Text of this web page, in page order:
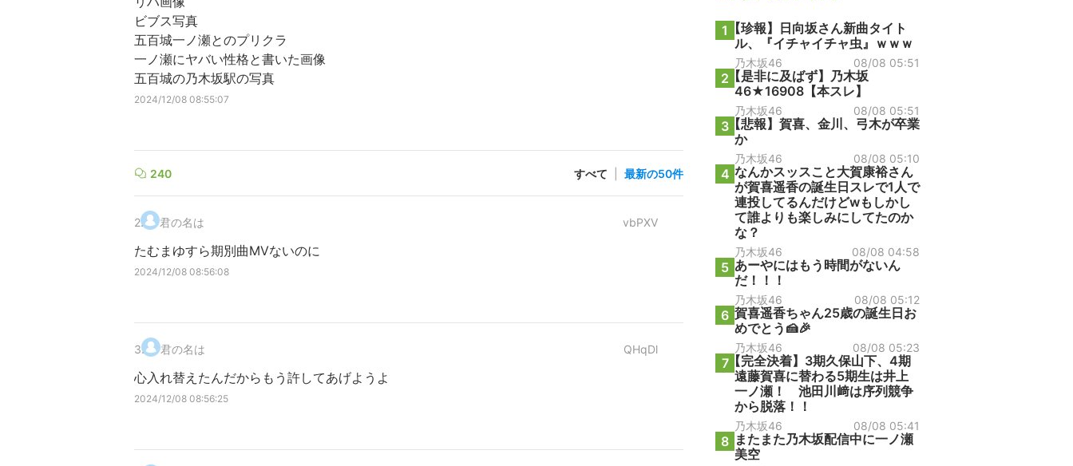
ビブス写真
五百城一ノ瀬とのプリクラ
一ノ瀬にヤバい性格と書いた画像
五百城の乃木坂駅の写真
2024/12/08 08:55:07
240 すべて 最新の50件
2. 君の名は vbPXV
たむまゆすら期別曲MVないのに
2024/12/08 08:56:08
3. 君の名は QHqDl
心入れ替えたんだからもう許してあげようよ
2024/12/08 08:56:25
1 【珍報】日向坂さん新曲タイト
ル、『イチャイチャ虫』ｗｗｗ
乃木坂46 08/08 05:51
2 【是非に及ばず】乃木坂
46★16908【本スレ】
乃木坂46 08/08 05:51
3【悲報】賀喜、金川、弓木が卒業
か
乃木坂46 08/08 05:10
4 なんかスッスこと大賀康裕さん
が賀喜遥香の誕生日スレで1人で
連投してるんだけどwもしかし
て誰よりも楽しみにしてたのか
な？
乃木坂46 08/08 04:58
5 あーやにはもう時間がないん
だ！！！
乃木坂46 08/08 05:12
6 賀喜遥香ちゃん25歳の誕生日お
めでとう🍰🎉
乃木坂46 08/08 05:23
7【完全決着】3期久保山下、4期
遠藤賀喜に替わる5期生は井上
一ノ瀬！ 池田川﨑は序列競争
から脱落！！
乃木坂46 08/08 05:41
8 またまた乃木坂配信中に一ノ瀬
美空